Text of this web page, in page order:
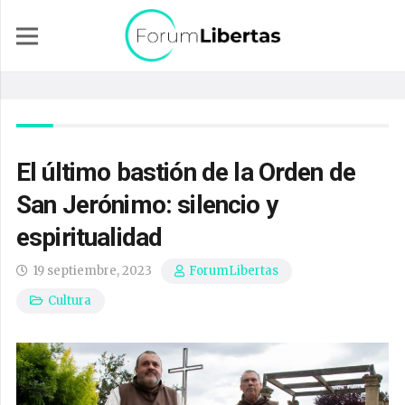
El último bastión de la Orden de
San Jerónimo: silencio y
espiritualidad
19 septiembre, 2023
ForumLibertas
Cultura